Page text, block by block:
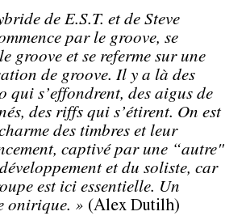
de E.S.T. et de Steve
par le groove, se
groove et se referme sur une
de groove. Il y a là des
qui s’effondrent, des aigus de
des riffs qui s’étirent. On est
des timbres et leur
captivé par une “autre"
et du soliste, car
est ici essentielle. Un
onirique. » (Alex Dutilh)